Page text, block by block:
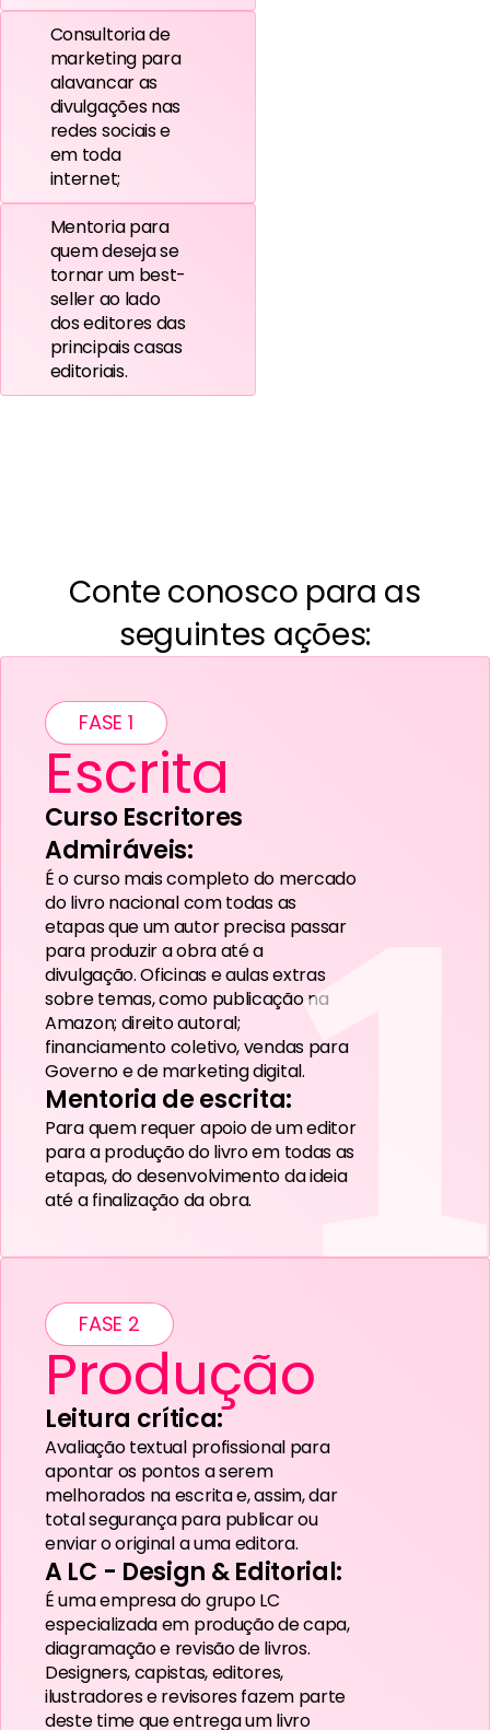
Consultoria de
marketing para
alavancar as
divulgações nas
redes sociais e
em toda
internet;
Mentoria para
quem deseja se
tornar um best-
seller ao lado
dos editores das
principais casas
editoriais.
Conte conosco para as
seguintes ações:
FASE 1
Escrita
1
Curso Escritores
Admiráveis:
É o curso mais completo do mercado
do livro nacional com todas as
etapas que um autor precisa passar
para produzir a obra até a
divulgação. Oficinas e aulas extras
sobre temas, como publicação na
Amazon; direito autoral;
financiamento coletivo, vendas para
Governo e de marketing digital.
Mentoria de escrita:
Para quem requer apoio de um editor
para a produção do livro em todas as
etapas, do desenvolvimento da ideia
até a finalização da obra.
FASE 2
Produção
Leitura crítica:
Avaliação textual profissional para
apontar os pontos a serem
melhorados na escrita e, assim, dar
total segurança para publicar ou
enviar o original a uma editora.
A LC - Design & Editorial:
É uma empresa do grupo LC
especializada em produção de capa,
diagramação e revisão de livros.
Designers, capistas, editores,
ilustradores e revisores fazem parte
deste time que entrega um livro